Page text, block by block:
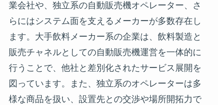
業会社や、独立系の自動販売機オペレーター、さ
らにはシステム面を支えるメーカーが多数存在し
ます。大手飲料メーカー系の企業は、飲料製造と
販売チャネルとしての自動販売機運営を一体的に
行うことで、他社と差別化されたサービス展開を
図っています。また、独立系のオペレーターは多
様な商品を扱い、設置先との交渉や場所開拓力で